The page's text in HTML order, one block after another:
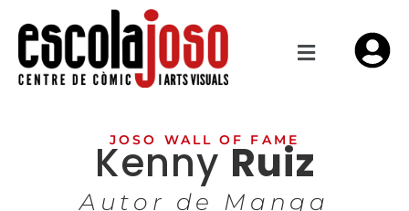
KennyRuiz
Autor de Manga
JOSO WALL OF FAME